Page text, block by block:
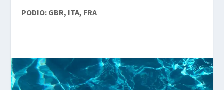
PODIO: GBR, ITA, FRA